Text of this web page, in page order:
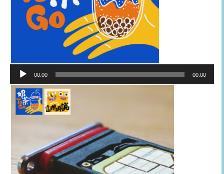
播
器
00:00 00:00